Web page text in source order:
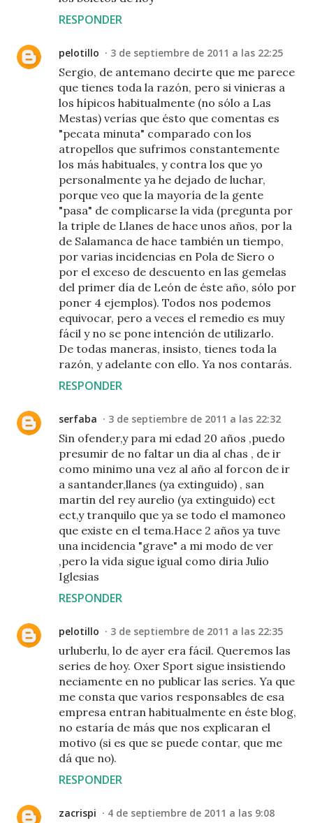
RESPONDER
pelotillo 3 de septiembre de 2011 a las 22:25
Sergio, de antemano decirte que me parece
que tienes toda la razón, pero si vinieras a
los hípicos habitualmente (no sólo a Las
Mestas) verías que ésto que comentas es
"pecata minuta" comparado con los
atropellos que sufrimos constantemente
los más habituales, y contra los que yo
personalmente ya he dejado de luchar,
porque veo que la mayoría de la gente
"pasa" de complicarse la vida (pregunta por
la triple de Llanes de hace unos años, por la
de Salamanca de hace también un tiempo,
por varias incidencias en Pola de Siero o
por el exceso de descuento en las gemelas
del primer día de León de éste año, sólo por
poner 4 ejemplos). Todos nos podemos
equivocar, pero a veces el remedio es muy
fácil y no se pone intención de utilizarlo.
De todas maneras, insisto, tienes toda la
razón, y adelante con ello. Ya nos contarás.
RESPONDER
serfaba 3 de septiembre de 2011 a las 22:32
Sin ofender,y para mi edad 20 años ,puedo
presumir de no faltar un dia al chas , de ir
como minimo una vez al año al forcon de ir
a santander,llanes (ya extinguido) , san
martin del rey aurelio (ya extinguido) ect
ect,y tranquilo que ya se todo el mamoneo
que existe en el tema.Hace 2 años ya tuve
una incidencia "grave" a mi modo de ver
,pero la vida sigue igual como diria Julio
Iglesias
RESPONDER
pelotillo 3 de septiembre de 2011 a las 22:35
urluberlu, lo de ayer era fácil. Queremos las
series de hoy. Oxer Sport sigue insistiendo
neciamente en no publicar las series. Ya que
me consta que varios responsables de esa
empresa entran habitualmente en éste blog,
no estaría de más que nos explicaran el
motivo (si es que se puede contar, que me
dá que no).
RESPONDER
zacrispi 4 de septiembre de 2011 a las 9:08